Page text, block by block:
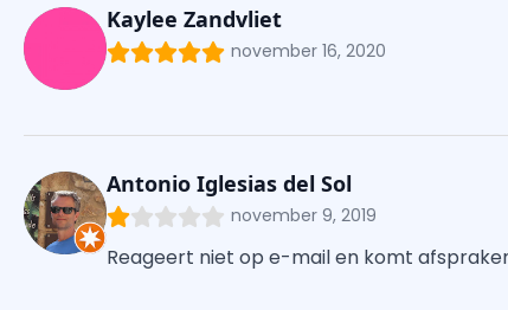
Kaylee Zandvliet
november 16, 2020
Antonio Iglesias del Sol
november 9, 2019
Reageert niet op e-mail en komt